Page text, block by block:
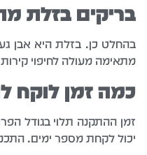
בריקים בזלת
בהחלט כן. בזלת היא אבן
מתאימה מעולה לחיפוי
כמה זמן לוקח
זמן ההתקנה תלוי בגודל
יכול לקחת מספר ימים.